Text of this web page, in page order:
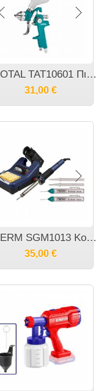
TOTAL TAT10601 Πιστόλι βαφής άνω δοχείου
31,00 €
FERM SGM1013 Κολλητήρι 48W
35,00 €